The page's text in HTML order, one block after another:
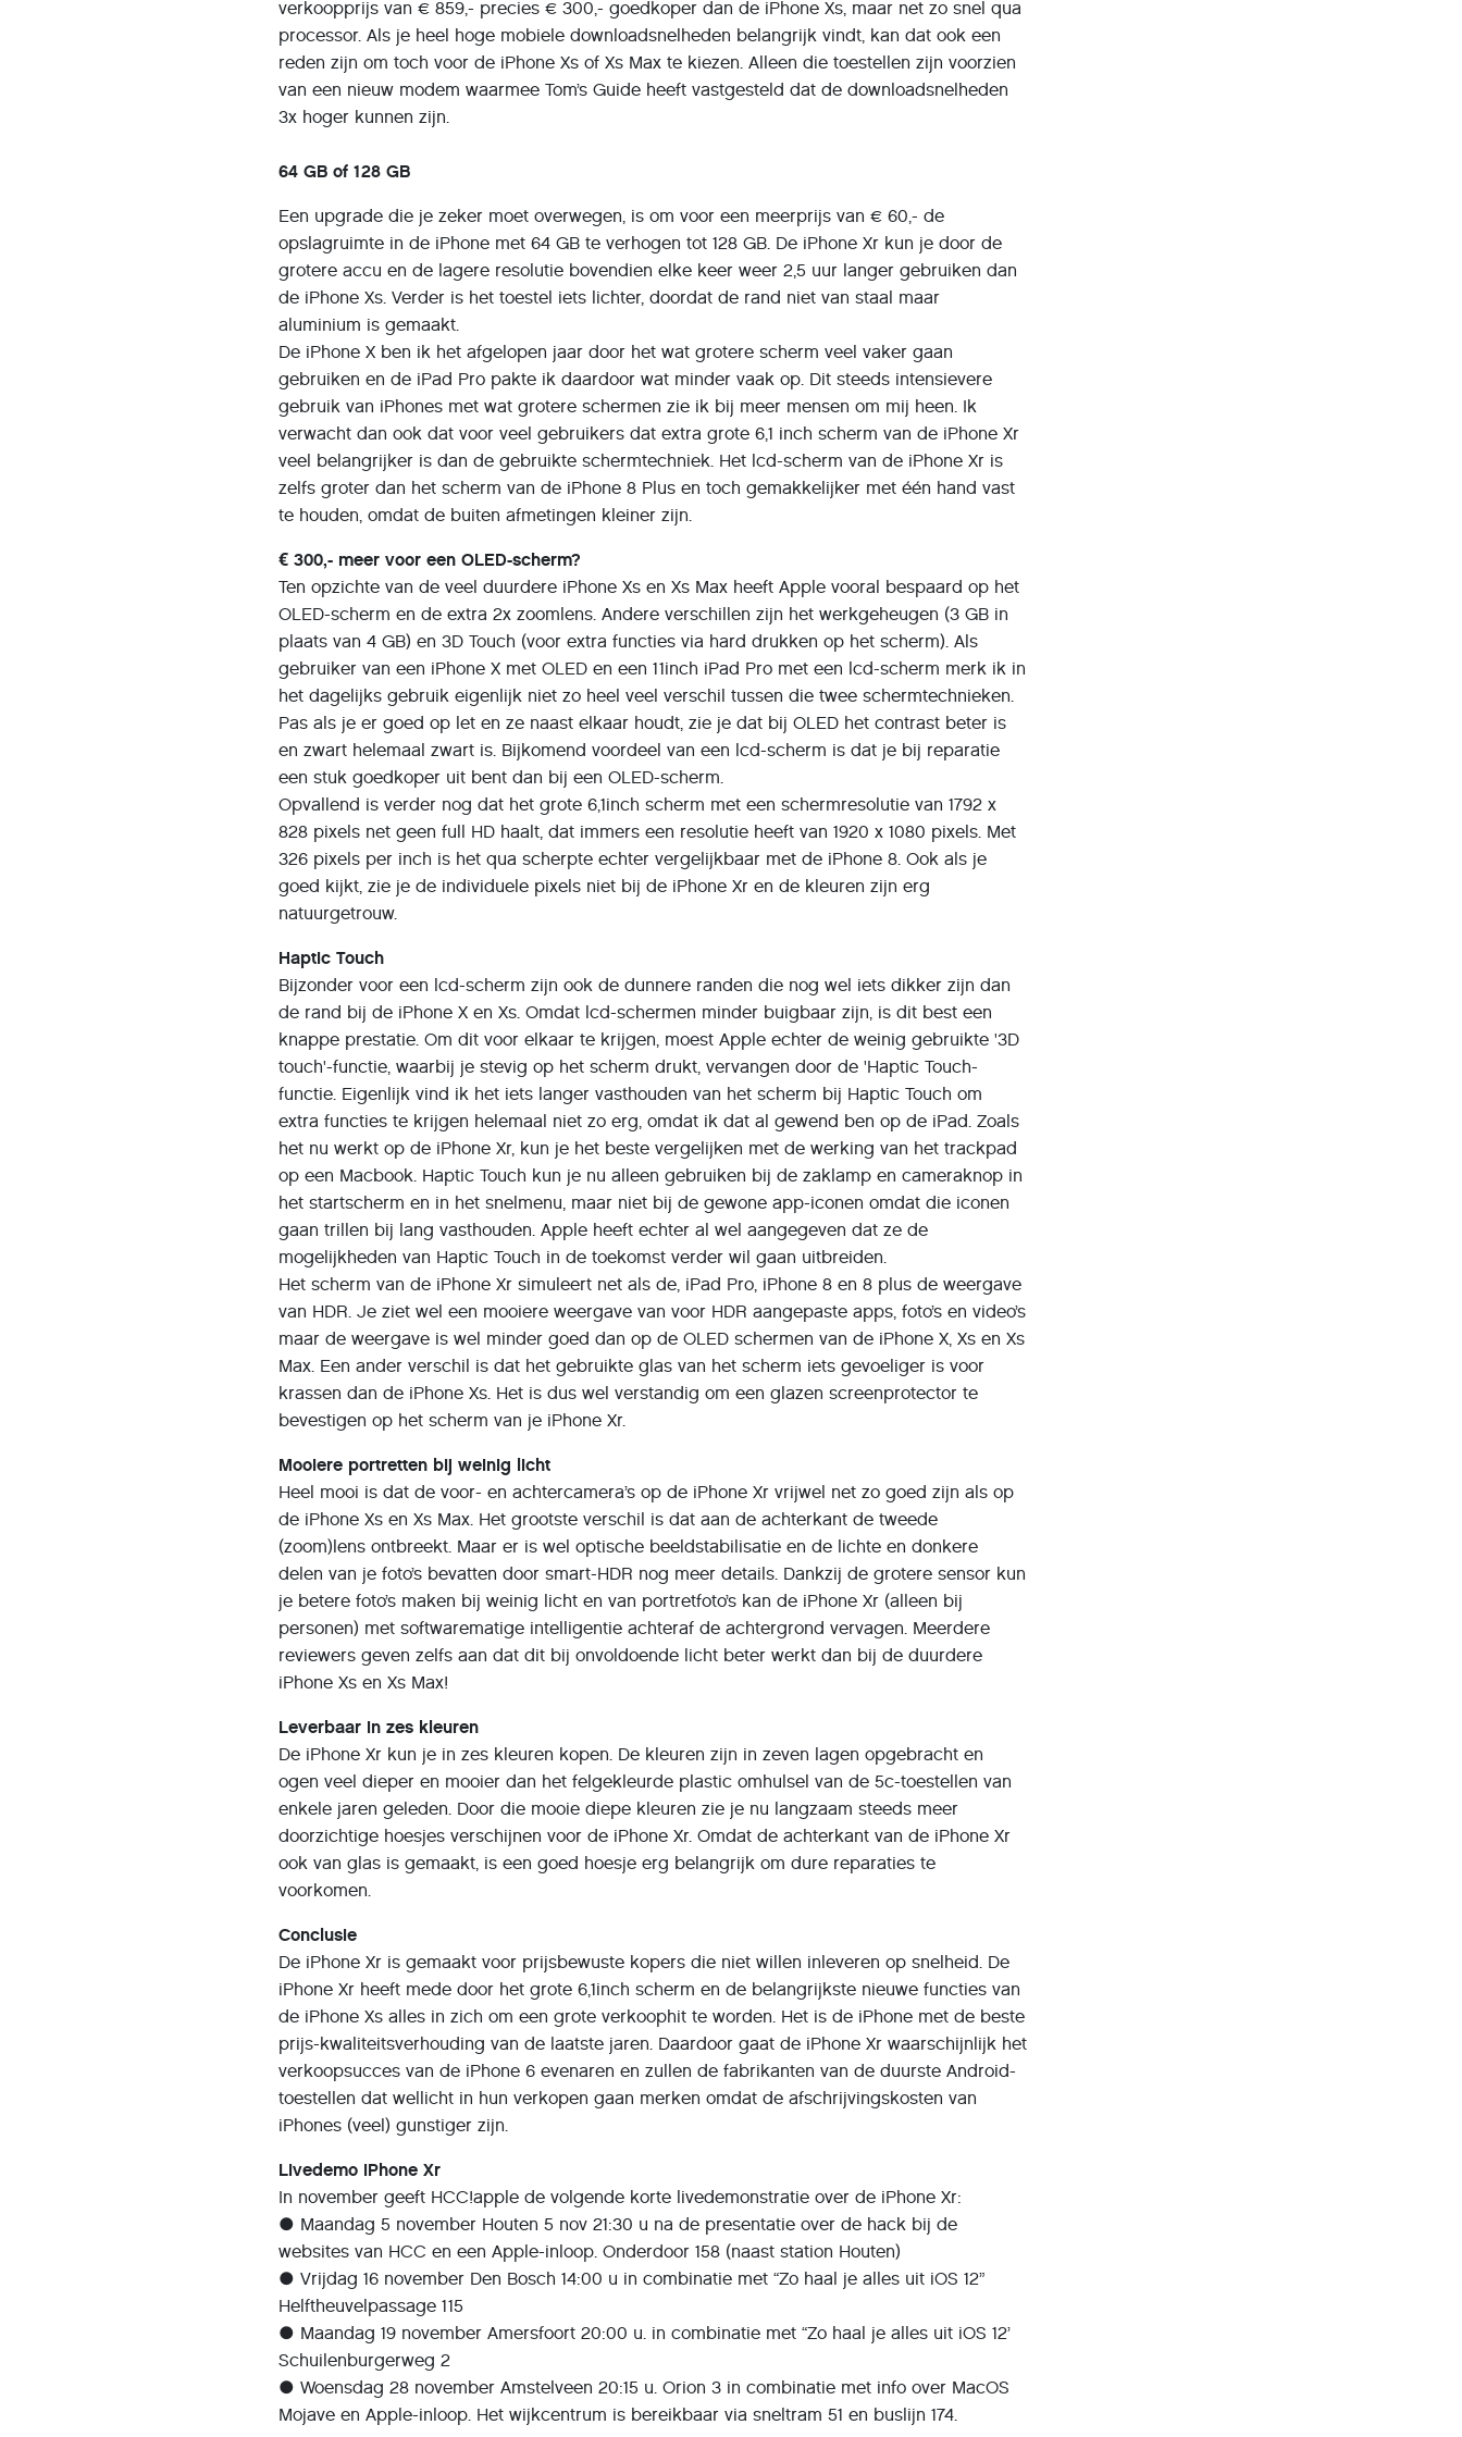
verkoopprijs van € 859,- precies € 300,- goedkoper dan de iPhone Xs, maar net zo snel qua
processor. Als je heel hoge mobiele downloadsnelheden belangrijk vindt, kan dat ook een
reden zijn om toch voor de iPhone Xs of Xs Max te kiezen. Alleen die toestellen zijn voorzien
van een nieuw modem waarmee Tom’s Guide heeft vastgesteld dat de downloadsnelheden
3x hoger kunnen zijn.
64 GB of 128 GB
Een upgrade die je zeker moet overwegen, is om voor een meerprijs van € 60,- de
opslagruimte in de iPhone met 64 GB te verhogen tot 128 GB. De iPhone Xr kun je door de
grotere accu en de lagere resolutie bovendien elke keer weer 2,5 uur langer gebruiken dan
de iPhone Xs. Verder is het toestel iets lichter, doordat de rand niet van staal maar
aluminium is gemaakt.
De iPhone X ben ik het afgelopen jaar door het wat grotere scherm veel vaker gaan
gebruiken en de iPad Pro pakte ik daardoor wat minder vaak op. Dit steeds intensievere
gebruik van iPhones met wat grotere schermen zie ik bij meer mensen om mij heen. Ik
verwacht dan ook dat voor veel gebruikers dat extra grote 6,1 inch scherm van de iPhone Xr
veel belangrijker is dan de gebruikte schermtechniek. Het lcd-scherm van de iPhone Xr is
zelfs groter dan het scherm van de iPhone 8 Plus en toch gemakkelijker met één hand vast
te houden, omdat de buiten afmetingen kleiner zijn.
€ 300,- meer voor een OLED-scherm?
Ten opzichte van de veel duurdere iPhone Xs en Xs Max heeft Apple vooral bespaard op het
OLED-scherm en de extra 2x zoomlens. Andere verschillen zijn het werkgeheugen (3 GB in
plaats van 4 GB) en 3D Touch (voor extra functies via hard drukken op het scherm). Als
gebruiker van een iPhone X met OLED en een 11inch iPad Pro met een lcd-scherm merk ik in
het dagelijks gebruik eigenlijk niet zo heel veel verschil tussen die twee schermtechnieken.
Pas als je er goed op let en ze naast elkaar houdt, zie je dat bij OLED het contrast beter is
en zwart helemaal zwart is. Bijkomend voordeel van een lcd-scherm is dat je bij reparatie
een stuk goedkoper uit bent dan bij een OLED-scherm.
Opvallend is verder nog dat het grote 6,1inch scherm met een schermresolutie van 1792 x
828 pixels net geen full HD haalt, dat immers een resolutie heeft van 1920 x 1080 pixels. Met
326 pixels per inch is het qua scherpte echter vergelijkbaar met de iPhone 8. Ook als je
goed kijkt, zie je de individuele pixels niet bij de iPhone Xr en de kleuren zijn erg
natuurgetrouw.
Haptic Touch
Bijzonder voor een lcd-scherm zijn ook de dunnere randen die nog wel iets dikker zijn dan
de rand bij de iPhone X en Xs. Omdat lcd-schermen minder buigbaar zijn, is dit best een
knappe prestatie. Om dit voor elkaar te krijgen, moest Apple echter de weinig gebruikte '3D
touch'-functie, waarbij je stevig op het scherm drukt, vervangen door de 'Haptic Touch-
functie. Eigenlijk vind ik het iets langer vasthouden van het scherm bij Haptic Touch om
extra functies te krijgen helemaal niet zo erg, omdat ik dat al gewend ben op de iPad. Zoals
het nu werkt op de iPhone Xr, kun je het beste vergelijken met de werking van het trackpad
op een Macbook. Haptic Touch kun je nu alleen gebruiken bij de zaklamp en cameraknop in
het startscherm en in het snelmenu, maar niet bij de gewone app-iconen omdat die iconen
gaan trillen bij lang vasthouden. Apple heeft echter al wel aangegeven dat ze de
mogelijkheden van Haptic Touch in de toekomst verder wil gaan uitbreiden.
Het scherm van de iPhone Xr simuleert net als de, iPad Pro, iPhone 8 en 8 plus de weergave
van HDR. Je ziet wel een mooiere weergave van voor HDR aangepaste apps, foto’s en video’s
maar de weergave is wel minder goed dan op de OLED schermen van de iPhone X, Xs en Xs
Max. Een ander verschil is dat het gebruikte glas van het scherm iets gevoeliger is voor
krassen dan de iPhone Xs. Het is dus wel verstandig om een glazen screenprotector te
bevestigen op het scherm van je iPhone Xr.
Mooiere portretten bij weinig licht
Heel mooi is dat de voor- en achtercamera’s op de iPhone Xr vrijwel net zo goed zijn als op
de iPhone Xs en Xs Max. Het grootste verschil is dat aan de achterkant de tweede
(zoom)lens ontbreekt. Maar er is wel optische beeldstabilisatie en de lichte en donkere
delen van je foto’s bevatten door smart-HDR nog meer details. Dankzij de grotere sensor kun
je betere foto’s maken bij weinig licht en van portretfoto’s kan de iPhone Xr (alleen bij
personen) met softwarematige intelligentie achteraf de achtergrond vervagen. Meerdere
reviewers geven zelfs aan dat dit bij onvoldoende licht beter werkt dan bij de duurdere
iPhone Xs en Xs Max!
Leverbaar in zes kleuren
De iPhone Xr kun je in zes kleuren kopen. De kleuren zijn in zeven lagen opgebracht en
ogen veel dieper en mooier dan het felgekleurde plastic omhulsel van de 5c-toestellen van
enkele jaren geleden. Door die mooie diepe kleuren zie je nu langzaam steeds meer
doorzichtige hoesjes verschijnen voor de iPhone Xr. Omdat de achterkant van de iPhone Xr
ook van glas is gemaakt, is een goed hoesje erg belangrijk om dure reparaties te
voorkomen.
Conclusie
De iPhone Xr is gemaakt voor prijsbewuste kopers die niet willen inleveren op snelheid. De
iPhone Xr heeft mede door het grote 6,1inch scherm en de belangrijkste nieuwe functies van
de iPhone Xs alles in zich om een grote verkoophit te worden. Het is de iPhone met de beste
prijs-kwaliteitsverhouding van de laatste jaren. Daardoor gaat de iPhone Xr waarschijnlijk het
verkoopsucces van de iPhone 6 evenaren en zullen de fabrikanten van de duurste Android-
toestellen dat wellicht in hun verkopen gaan merken omdat de afschrijvingskosten van
iPhones (veel) gunstiger zijn.
Livedemo iPhone Xr
In november geeft HCC!apple de volgende korte livedemonstratie over de iPhone Xr:
● Maandag 5 november Houten 5 nov 21:30 u na de presentatie over de hack bij de
websites van HCC en een Apple-inloop. Onderdoor 158 (naast station Houten)
● Vrijdag 16 november Den Bosch 14:00 u in combinatie met “Zo haal je alles uit iOS 12”
Helftheuvelpassage 115
● Maandag 19 november Amersfoort 20:00 u. in combinatie met “Zo haal je alles uit iOS 12’
Schuilenburgerweg 2
● Woensdag 28 november Amstelveen 20:15 u. Orion 3 in combinatie met info over MacOS
Mojave en Apple-inloop. Het wijkcentrum is bereikbaar via sneltram 51 en buslijn 174.